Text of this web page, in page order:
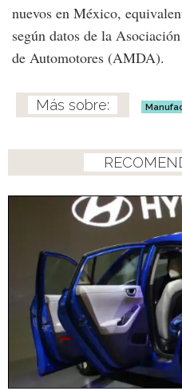
nuevos en México,
según datos de la
de Automotores (AMDA).